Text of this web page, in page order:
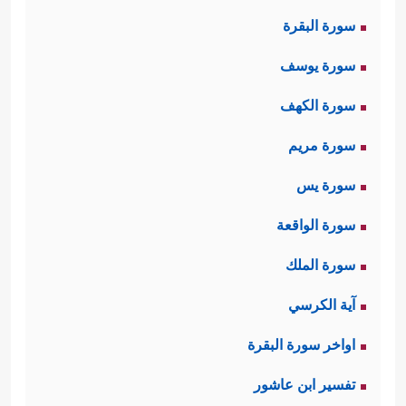
والتزوُّد بذِكرِ الله وإدامة الصلة به، ولِين
القولِ مع فرعون رجاء تليِين قلبه،
فالقول الليِّن أدعى للقبول ومواصلة
الحوار، وهو عُدَّة الداعي في مخاطبة
الناس والتواصل معهم.
ثانيًا: أعرب موسى وهارون عن خوفهما
من فرعون
أَوۡ أَن یَطۡغَىٰ﴾
المألوف من سلوك البشر، وليس في
هذا منقَصَة لهما
سورة البقرة
سورة يوسف
سورة الكهف
سورة مريم
سورة يس
سورة الواقعة
سورة الملك
آية الكرسي
اواخر سورة البقرة
تفسير ابن عاشور